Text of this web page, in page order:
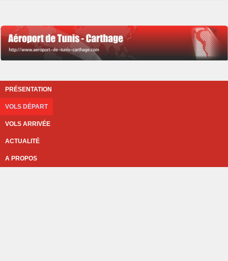
PRÉSENTATION
VOLS DÉPART
VOLS ARRIVÉE
ACTUALITÉ
A PROPOS